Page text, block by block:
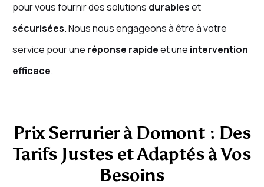
pour vous fournir des solutions durableset
sécurisées. Nous nous engageons à être à votre
service pour une réponse rapideet une intervention
efficace.
Prix Serrurier à Domont : Des
Tarifs Justes et Adaptés à Vos
Besoins